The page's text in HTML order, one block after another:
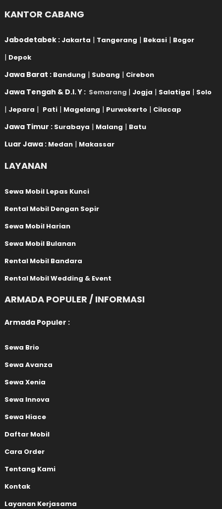
KANTOR CABANG
Jabodetabek : Jakarta | Tangerang | Bekasi | Bogor
| Depok
Jawa Barat : Bandung | Subang | Cirebon
Jawa Tengah & D.I. Y : Semarang | Jogja | Salatiga | Solo
| Jepara | Pati | Magelang | Purwokerto | Cilacap
Jawa Timur : Surabaya | Malang | Batu
Luar Jawa : Medan | Makassar
LAYANAN
Sewa Mobil Lepas Kunci
Rental Mobil Dengan Sopir
Sewa Mobil Harian
Sewa Mobil Bulanan
Rental Mobil Bandara
Rental Mobil Wedding & Event
ARMADA POPULER / INFORMASI
Armada Populer :
Sewa Brio
Sewa Avanza
Sewa Xenia
Sewa Innova
Sewa Hiace
Daftar Mobil
Cara Order
Tentang Kami
Kontak
Layanan Kerjasama